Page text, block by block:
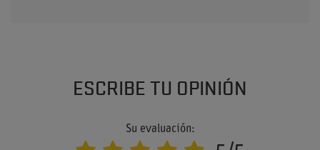
ESCRIBE TU OPINIÓN
Su evaluación: